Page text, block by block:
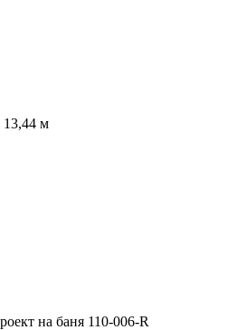
13,44 м
на баня 110-006-R